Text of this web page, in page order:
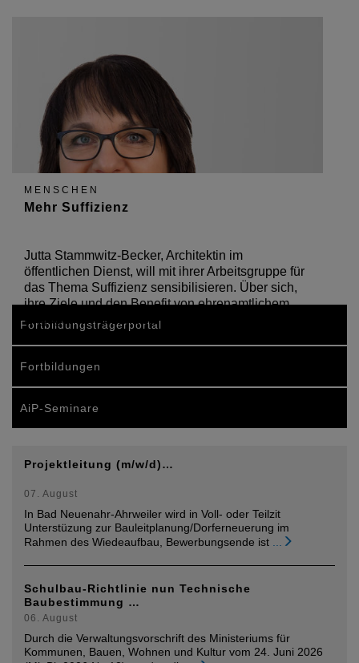
MENSCHEN
Mehr Suffizienz
Jutta Stammwitz-Becker, Architektin im
öffentlichen Dienst, will mit ihrer Arbeitsgruppe für
das Thema Suffizienz sensibilisieren. Über sich,
ihre Ziele und den Benefit von ehrenamtlichem
Engagement erzählt sie im Gespräch.
Fortbildungsträgerportal
Fortbildungen
AiP-Seminare
Projektleitung (m/w/d)…
07. August
In Bad Neuenahr-Ahrweiler wird in Voll- oder Teilzit
Unterstüzung zur Bauleitplanung/Dorferneuerung im
Rahmen des Wiedeaufbau, Bewerbungsende ist
Schulbau-Richtlinie nun Technische
Baubestimmung …
06. August
Durch die Verwaltungsvorschrift des Ministeriums für
Kommunen, Bauen, Wohnen und Kultur vom 24. Juni 2026